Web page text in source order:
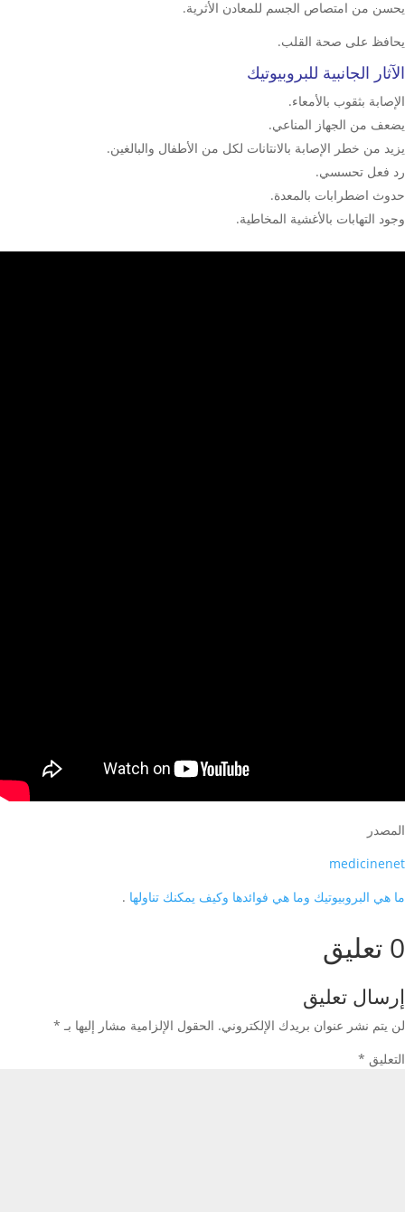
يحسن من امتصاص الجسم للمعادن الأثرية.
يحافظ على صحة القلب.
الآثار الجانبية للبروبيوتيك
الإصابة بثقوب بالأمعاء.
يضعف من الجهاز المناعي.
يزيد من خطر الإصابة بالانتانات لكل من الأطفال والبالغين.
رد فعل تحسسي.
حدوث اضطرابات بالمعدة.
وجود التهابات بالأغشية المخاطية.
المصدر
medicinenet
ما هي البروبيوتيك وما هي فوائدها وكيف يمكنك تناولها .
0 تعليق
إرسال تعليق
لن يتم نشر عنوان بريدك الإلكتروني. الحقول الإلزامية مشار إليها بـ *
التعليق *